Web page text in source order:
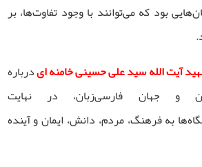
بود که می‌توانند با وجود تفاوت‌ها، بر
آیت الله سید علی حسینی خامنه ایدرباره
و جهان فارسی‌زبان، در نهایت
به فرهنگ، مردم، دانش، ایمان و آینده